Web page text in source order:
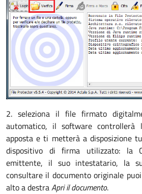
2. seleziona il file firmato
automatico, il software
apposta e ti metterà a disposizione
dispositivo di firma utilizzato: la
emittente, il suo intestatario, la
consultare il documento originale
alto a destraApri il documento.